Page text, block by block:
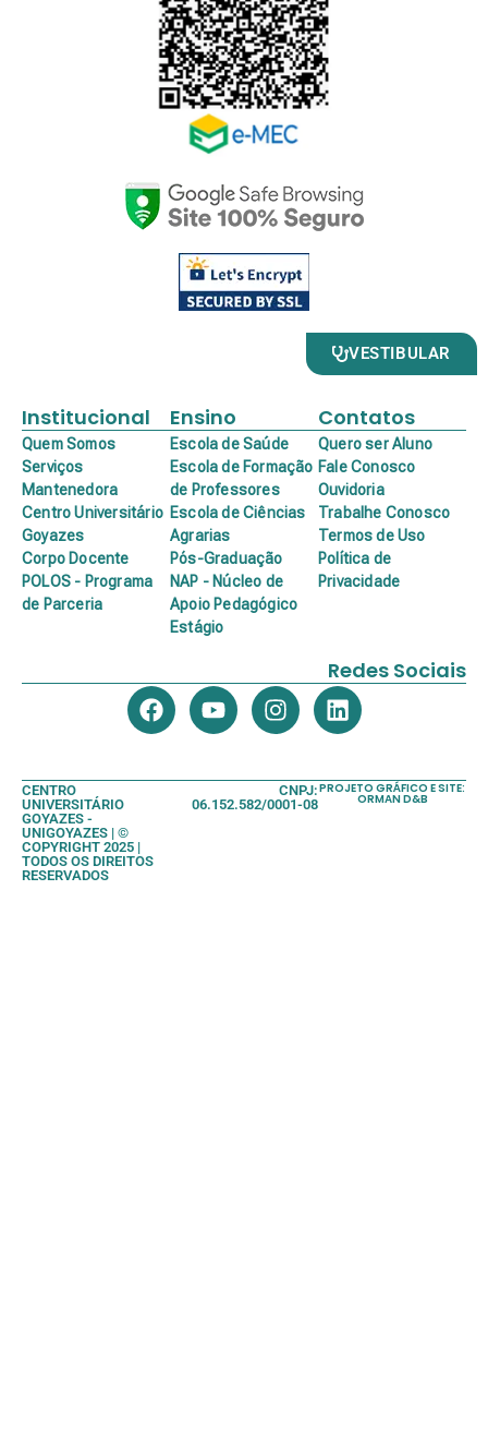
VESTIBULAR
Institucional
Quem Somos
Serviços
Mantenedora
Centro Universitário
Goyazes
Corpo Docente
POLOS - Programa
de Parceria
Ensino
Escola de Saúde
Escola de Formação
de Professores
Escola de Ciências
Agrarias
Pós-Graduação
NAP - Núcleo de
Apoio Pedagógico
Estágio
Contatos
Quero ser Aluno
Fale Conosco
Ouvidoria
Trabalhe Conosco
Termos de Uso
Política de
Privacidade
Redes Sociais
CENTRO
UNIVERSITÁRIO
GOYAZES -
UNIGOYAZES | ©
COPYRIGHT 2025 |
TODOS OS DIREITOS
RESERVADOS
CNPJ:
06.152.582/0001-08
PROJETO GRÁFICO E SITE:
ORMAN D&B